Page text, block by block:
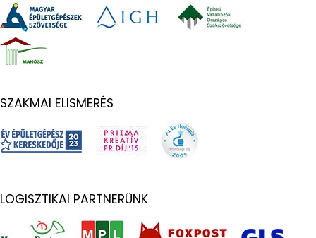
SZAKMAI ELISMERÉS
LOGISZTIKAI PARTNERÜNK